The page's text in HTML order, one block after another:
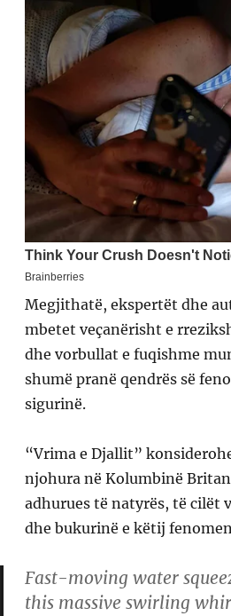
Megjithatë, ekspertët dhe
mbetet veçanërisht e
dhe vorbullat e fuqishme
shumë pranë qendrës së
sigurinë.
“Vrima e Djallit”
njohura në Kolumbinë
adhurues të natyrës, të cilët
dhe bukurinë e këtij
Fast-moving water
this massive swirling